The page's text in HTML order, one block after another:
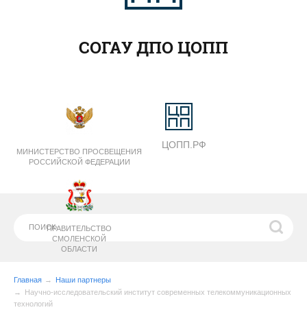
МИНИСТЕРСТВО ПРОСВЕЩЕНИЯ
РОССИЙСКОЙ ФЕДЕРАЦИИ
ПРАВИТЕЛЬСТВО
СМОЛЕНСКОЙ
ОБЛАСТИ
ЦОПП.РФ
СОГАУ ДПО ЦОПП
Главная
Наши партнеры
Научно-исследовательский институт современных телекоммуникационных
технологий